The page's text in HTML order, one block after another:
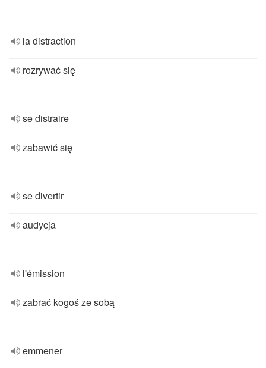
la distraction
rozrywać się
se distraire
zabawić się
se divertir
audycja
l'émission
zabrać kogoś ze sobą
emmener